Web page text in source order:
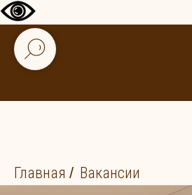
Главная / Вакансии